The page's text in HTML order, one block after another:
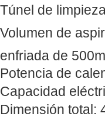
Túnel de
Volumen de
enfriada de 500m
Potencia de
Capacidad
Dimensión total: